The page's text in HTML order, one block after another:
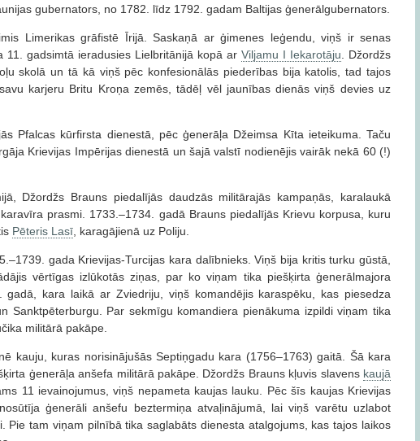
gubernators, no 1782. līdz 1792. gadam Baltijas ģenerālgubernators.
Limerikas grāfistē Īrijā. Saskaņā ar ģimenes leģendu, viņš ir senas
11. gadsimtā ieradusies Lielbritānijā kopā ar Viljamu I Iekarotāju . Džordžs
skolā un tā kā viņš pēc konfesionālās piederības bija katolis, tad tajos
karjeru Britu Kroņa zemēs, tādēļ vēl jaunības dienās viņš devies uz
Pfalcas kūrfirsta dienestā, pēc ģenerāļa Džeimsa Kīta ieteikuma. Taču
Krievijas Impērijas dienestā un šajā valstī nodienējis vairāk nekā 60 (!)
Džordžs Brauns piedalījās daudzās militārajās kampaņās, karalaukā
prasmi. 1733.–1734. gadā Brauns piedalījās Krievu korpusa, kuru
Pēteris Lasī , karagājienā uz Poliju.
gada Krievijas-Turcijas kara dalībnieks. Viņš bija kritis turku gūstā,
vērtīgas izlūkotās ziņas, par ko viņam tika piešķirta ģenerālmajora
gadā, kara laikā ar Zviedriju, viņš komandējis karaspēku, kas piesedza
Sanktpēterburgu. Par sekmīgu komandiera pienākuma izpildi viņam tika
militārā pakāpe.
kauju, kuras norisinājušās Septiņgadu kara (1756–1763) gaitā. Šā kara
ģenerāļa anšefa militārā pakāpe. Džordžs Brauns kļuvis slavens kaujā
11 ievainojumus, viņš nepameta kaujas lauku. Pēc šīs kaujas Krievijas
ģenerāli anšefu beztermiņa atvaļinājumā, lai viņš varētu uzlabot
Pie tam viņam pilnībā tika saglabāts dienesta atalgojums, kas tajos laikos